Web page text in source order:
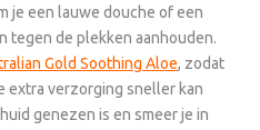
je een lauwe douche of een
tegen de plekken aanhouden.
Gold Soothing Aloe, zodat
extra verzorging sneller kan
genezen is en smeer je in